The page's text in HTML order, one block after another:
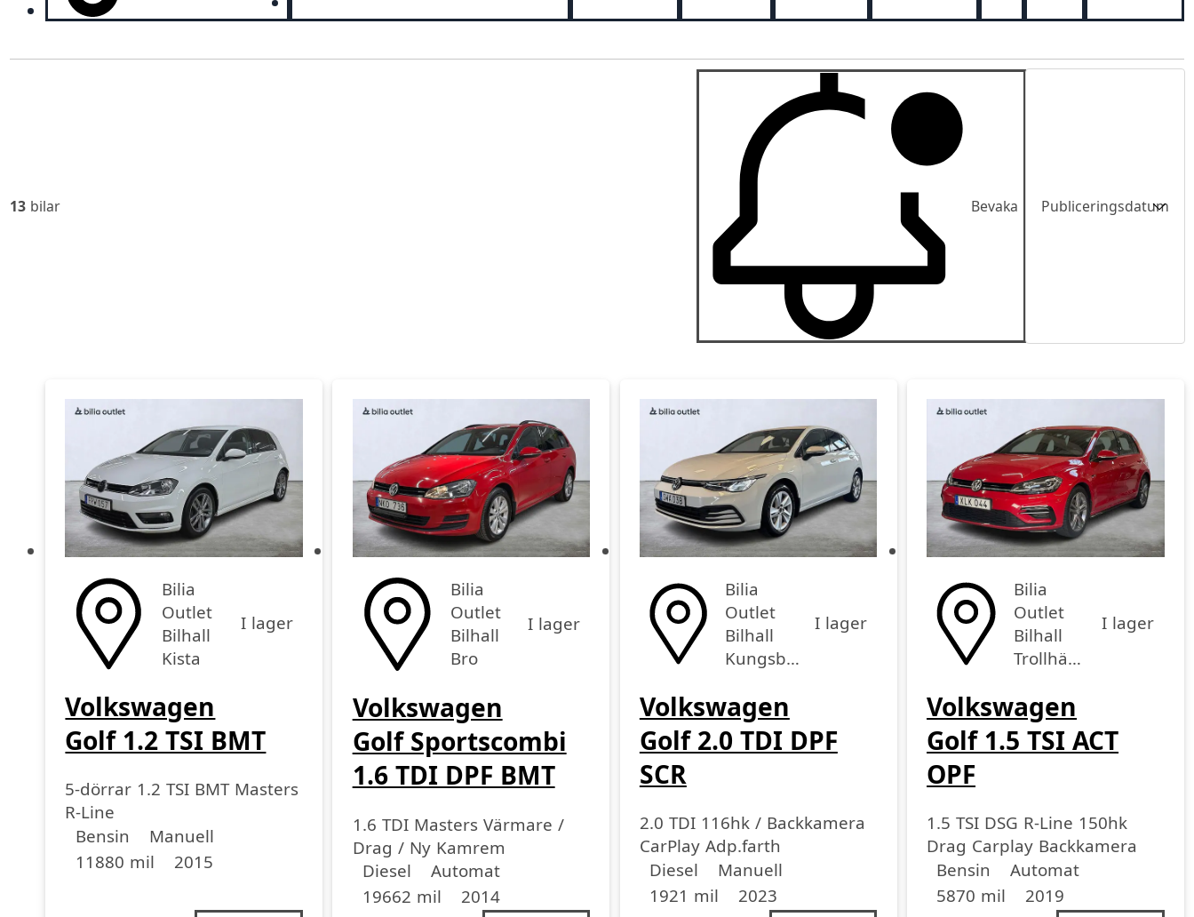
13 bilar Bevaka Publiceringsdatum
Pris
Pris fallande
Bilia
Outlet
Bilhall
Kista
I lager
Volkswagen
Golf 1.2 TSI BMT
5-dörrar 1.2 TSI BMT Masters
R-Line
Drivmedel
Bensin
Drivmedel Manuell
Miltal
11880 mil
årsmodell
2015
Bilia
Outlet
Bilhall
Bro
I lager
Volkswagen
Golf Sportscombi
1.6 TDI DPF BMT
1.6 TDI Masters Värmare /
Drag / Ny Kamrem
Drivmedel
Diesel
DrivmedelAutomat
Miltal
19662 mil
årsmodell
2014
Bilia
Outlet
Bilhall
Kungsbacka
I lager
Volkswagen
Golf 2.0 TDI DPF
SCR
2.0 TDI 116hk / Backkamera
CarPlay Adp.farth
Drivmedel
Diesel
DrivmedelManuell
Miltal
1921 mil
årsmodell
2023
Bilia
Outlet
Bilhall
Trollhättan
I lager
Volkswagen
Golf 1.5 TSI ACT
OPF
1.5 TSI DSG R-Line 150hk
Drag Carplay Backkamera
Drivmedel
Bensin
Drivmedel Automat
Miltal
5870 mil
årsmodell
2019